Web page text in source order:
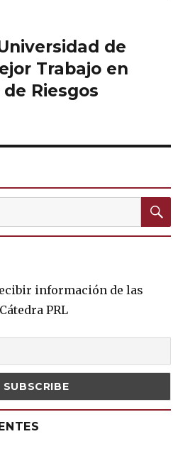
de
Trabajo en
Riesgos
información de las
PRL